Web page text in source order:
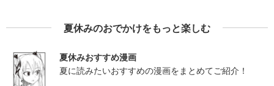
夏休みのおでかけをもっと楽しむ
夏休みおすすめ漫画
夏に読みたいおすすめの漫画をまとめてご紹介！